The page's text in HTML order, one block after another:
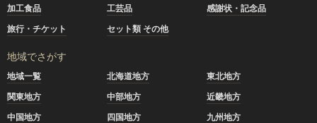
加工食品
工芸品
感謝状・記念品
旅行・チケット
セット類 その他
地域でさがす
地域一覧 北海道地方
東北地方
関東地方
中部地方
近畿地方
中国地方
四国地方 九州地方